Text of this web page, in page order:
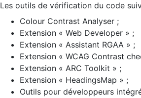
Les outils de vérification du code
Colour Contrast Analyser ;
Extension « Web Developer » ;
Extension « Assistant RGAA » ;
Extension « WCAG Contrast
Extension « ARC Toolkit » ;
Extension « HeadingsMap » ;
Outils pour développeurs